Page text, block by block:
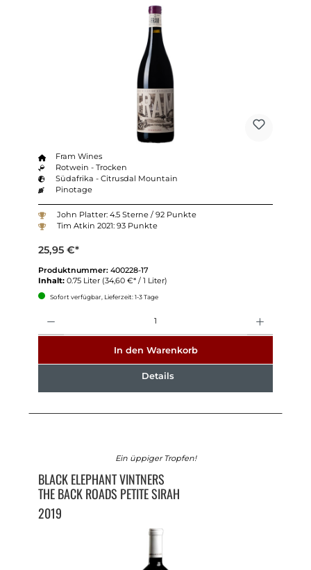
Fram Wines
Rotwein - Trocken
Südafrika - Citrusdal Mountain
Pinotage
John Platter: 4.5 Sterne / 92 Punkte
Tim Atkin 2021: 93 Punkte
25,95 €*
Produktnummer: 400228-17
Inhalt: 0.75 Liter (34,60 €* / 1 Liter)
Sofort verfügbar, Lieferzeit: 1-3 Tage
In den Warenkorb
Details
Ein üppiger Tropfen!
BLACK ELEPHANT VINTNERS
THE BACK ROADS PETITE SIRAH
2019